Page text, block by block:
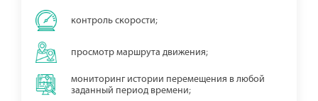
контроль скорости;
просмотр маршрута движения;
мониторинг истории перемещения в любой
заданный период времени;